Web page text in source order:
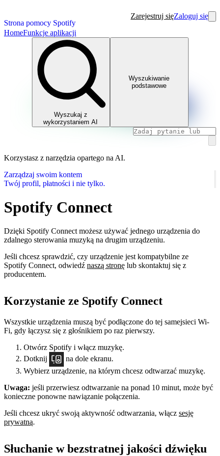
Strona pomocy Spotify
Zarejestruj sięZaloguj się
HomeFunkcje aplikacji
Wyszukaj z
wykorzystaniem AI
Wyszukiwanie
podstawowe
Korzystasz z narzędzia opartego na AI.
Zarządzaj swoim kontem
Twój profil, płatności i nie tylko.
Spotify Connect
Dzięki Spotify Connect możesz używać jednego urządzenia do
zdalnego sterowania muzyką na drugim urządzeniu.
Jeśli chcesz sprawdzić, czy urządzenie jest kompatybilne ze
Spotify Connect, odwiedź naszą stronę lub skontaktuj się z
producentem.
Korzystanie ze Spotify Connect
Wszystkie urządzenia muszą być podłączone do tej samejsieci Wi-
Fi, gdy łączysz się z głośnikiem po raz pierwszy.
Otwórz Spotify i włącz muzykę.
Dotknij
na dole ekranu.
Wybierz urządzenie, na którym chcesz odtwarzać muzykę.
Uwaga: jeśli przerwiesz odtwarzanie na ponad 10 minut, może być
konieczne ponowne nawiązanie połączenia.
Jeśli chcesz ukryć swoją aktywność odtwarzania, włącz sesję
prywatną.
Słuchanie w bezstratnej jakości dźwięku